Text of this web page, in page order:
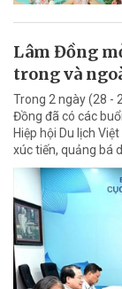
Lâm Đồng
trong và
Trong 2 ngày (28 -
Đồng đã có các
Hiệp hội Du lịch
xúc tiến, quảng bá